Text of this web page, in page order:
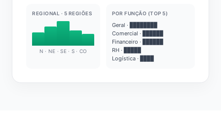
REGIONAL · 5 REGIÕES
N · NE · SE · S · CO
POR FUNÇÃO (TOP 5)
Geral · ████████
Comercial · ██████
Financeiro · ██████
RH · █████
Logística · ████